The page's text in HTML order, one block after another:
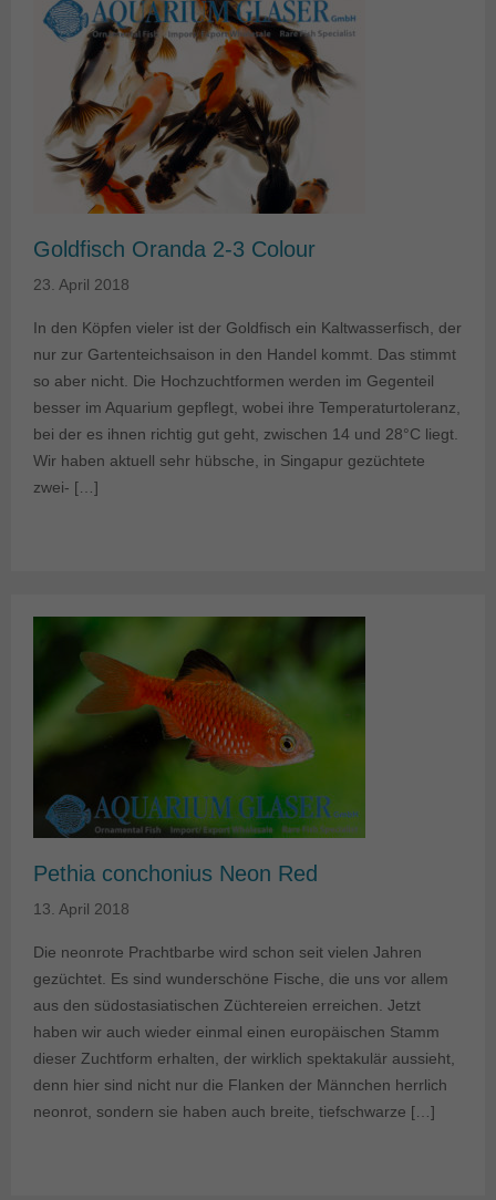
Goldfisch Oranda 2-3 Colour
23. April 2018
In den Köpfen vieler ist der Goldfisch ein Kaltwasserfisch, der
nur zur Gartenteichsaison in den Handel kommt. Das stimmt
so aber nicht. Die Hochzuchtformen werden im Gegenteil
besser im Aquarium gepflegt, wobei ihre Temperaturtoleranz,
bei der es ihnen richtig gut geht, zwischen 14 und 28°C liegt.
Wir haben aktuell sehr hübsche, in Singapur gezüchtete
zwei- […]
Pethia conchonius Neon Red
13. April 2018
Die neonrote Prachtbarbe wird schon seit vielen Jahren
gezüchtet. Es sind wunderschöne Fische, die uns vor allem
aus den südostasiatischen Züchtereien erreichen. Jetzt
haben wir auch wieder einmal einen europäischen Stamm
dieser Zuchtform erhalten, der wirklich spektakulär aussieht,
denn hier sind nicht nur die Flanken der Männchen herrlich
neonrot, sondern sie haben auch breite, tiefschwarze […]